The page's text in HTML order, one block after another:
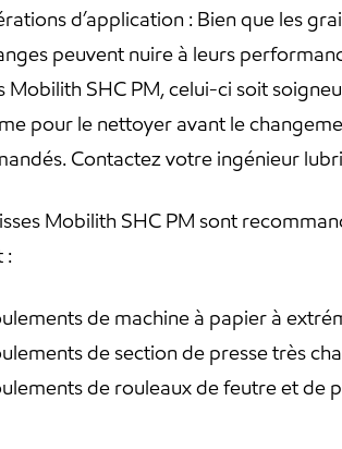
d’application : Bien que les
peuvent nuire à leurs
Mobilith SHC PM, celui-ci soit
pour le nettoyer avant le
Contactez votre ingénieur
Mobilith SHC PM sont
:
de machine à papier à
de section de presse très
de rouleaux de feutre et de